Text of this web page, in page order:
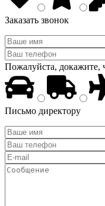
Заказать звонок
Пожалуйста, докажите,
Письмо директору